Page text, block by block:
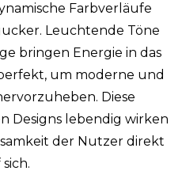
Farbverläufe
Leuchtende Töne
bringen Energie in das
um moderne und
Diese
Designs lebendig wirken
der Nutzer direkt